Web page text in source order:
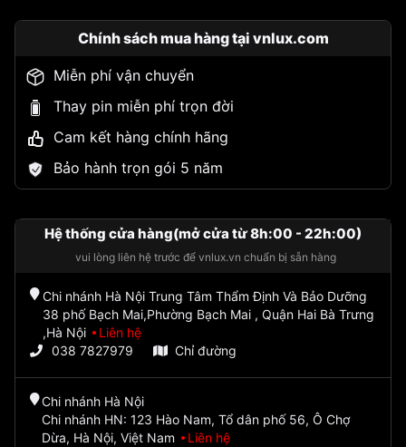
Chính sách mua hàng tại vnlux.com
Miễn phí vận chuyển
Thay pin miễn phí trọn đời
Cam kết hàng chính hãng
Bảo hành trọn gói 5 năm
Hệ thống cửa hàng(mở cửa từ 8h:00 - 22h:00)
vui lòng liên hệ trước để vnlux.vn chuẩn bị sẵn hàng
Chi nhánh Hà Nội Trung Tâm Thẩm Định Và Bảo Dưỡng
38 phố Bạch Mai,Phường Bạch Mai , Quận Hai Bà Trưng
,Hà Nội
Liên hệ
038 7827979
Chỉ đường
Chi nhánh Hà Nội
Chi nhánh HN: 123 Hào Nam, Tổ dân phố 56, Ô Chợ
Dừa, Hà Nội, Việt Nam
Liên hệ